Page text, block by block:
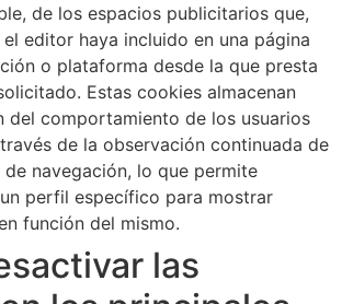
de los espacios publicitarios que,
el editor haya incluido en una página
o plataforma desde la que presta
Estas cookies almacenan
del comportamiento de los usuarios
de la observación continuada de
de navegación, lo que permite
perfil específico para mostrar
función del mismo.
las